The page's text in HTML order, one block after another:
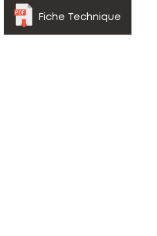
Fiche Technique